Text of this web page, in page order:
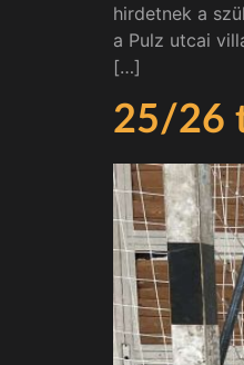
hirdetnek a
a Pulz utcai
[…]
25/26